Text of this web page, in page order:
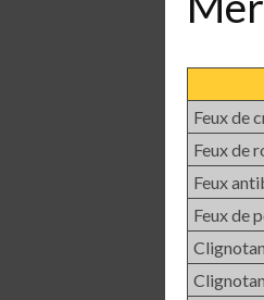
Feux de
Feux de
Feux
Feux de